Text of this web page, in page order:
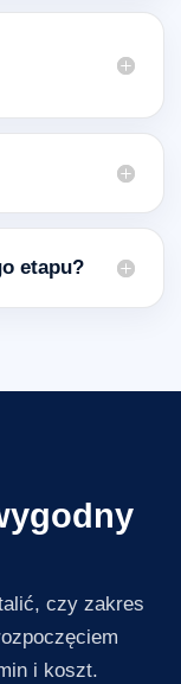
etapu?
czy zakres
i koszt.